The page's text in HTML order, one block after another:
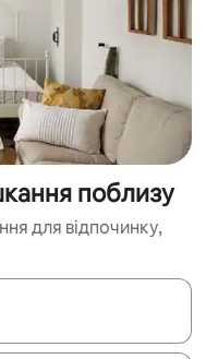
поблизу
для відпочинку,
для